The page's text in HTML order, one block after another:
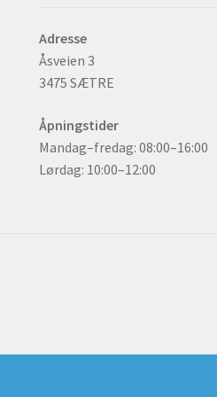
Adresse
Åsveien 3
3475 SÆTRE
Åpningstider
Mandag–fredag: 08:00–16:00
Lørdag: 10:00–12:00